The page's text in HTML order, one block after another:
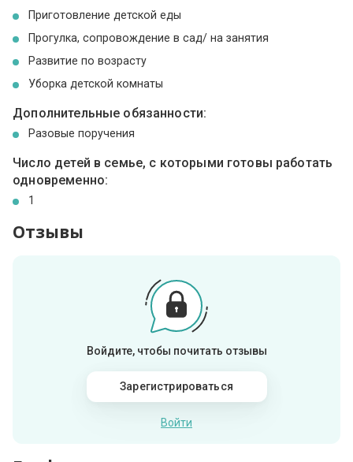
Приготовление детской еды
Прогулка, сопровождение в сад/ на занятия
Развитие по возрасту
Уборка детской комнаты
Дополнительные обязанности:
Разовые поручения
Число детей в семье, с которыми готовы работать
одновременно:
1
Отзывы
Войдите, чтобы почитать отзывы
Зарегистрироваться
Войти